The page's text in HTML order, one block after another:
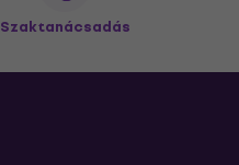
Szaktanácsadás